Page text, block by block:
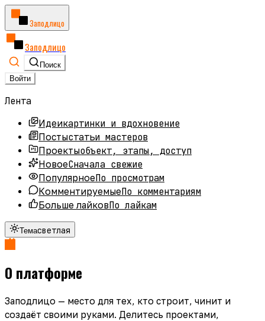
Заподлицо
Заподлицо
Поиск
Войти
Лента
Идеикартинки и вдохновение
Постыстатьи мастеров
Проектыобъект, этапы, доступ
НовоеСначала свежие
ПопулярноеПо просмотрам
КомментируемыеПо комментариям
Больше лайковПо лайкам
Темасветлая
О платформе
Заподлицо — место для тех, кто строит, чинит и
создаёт своими руками. Делитесь проектами,